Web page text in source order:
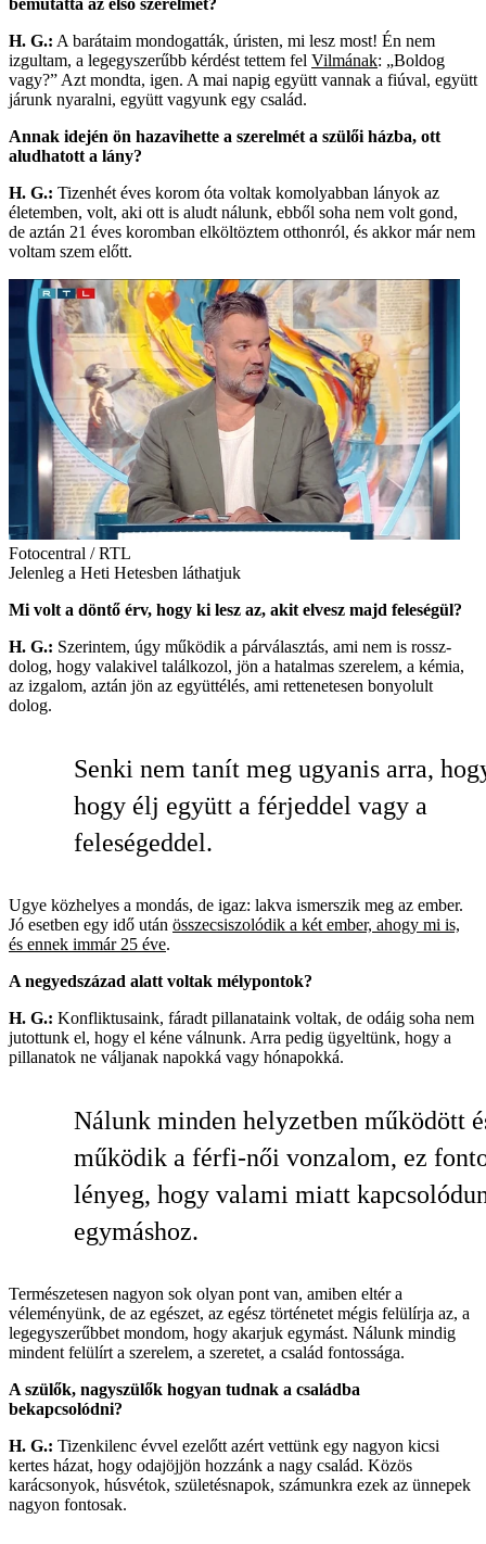
bemutatta az első szerelmét?
H. G.: A barátaim mondogatták, úristen, mi lesz most! Én nem
izgultam, a legegyszerűbb kérdést tettem fel Vilmának: „Boldog
vagy?” Azt mondta, igen. A mai napig együtt vannak a fiúval, együtt
járunk nyaralni, együtt vagyunk egy család.
Annak idején ön hazavihette a szerelmét a szülői házba, ott
aludhatott a lány?
H. G.: Tizenhét éves korom óta voltak komolyabban lányok az
életemben, volt, aki ott is aludt nálunk, ebből soha nem volt gond,
de aztán 21 éves koromban elköltöztem otthonról, és akkor már nem
voltam szem előtt.
Fotocentral / RTL
Jelenleg a Heti Hetesben láthatjuk
Mi volt a döntő érv, hogy ki lesz az, akit elvesz majd feleségül?
H. G.: Szerintem, úgy működik a párválasztás, ami nem is rossz­
dolog, hogy valakivel találkozol, jön a hatalmas szerelem, a kémia,
az izgalom, aztán jön az együttélés, ami rettenetesen bonyolult
dolog.
Senki nem tanít meg ugyanis arra,
hogy élj együtt a férjeddel vagy a
feleségeddel.
Ugye közhelyes a mondás, de igaz: lakva ismerszik meg az ember.
Jó esetben egy idő után összecsiszolódik a két ember, ahogy mi is,
és ennek immár 25 éve.
A negyedszázad alatt voltak mélypontok?
H. G.: Konfliktusaink, fáradt pillanataink voltak, de odáig soha nem
jutottunk el, hogy el kéne válnunk. Arra pedig ügyeltünk, hogy a
pillanatok ne váljanak napokká vagy hónapokká.
Nálunk minden helyzetben működött
működik a férfi-női vonzalom, ez
lényeg, hogy valami miatt
egymáshoz.
Természetesen nagyon sok olyan pont van, amiben eltér a
véleményünk, de az egészet, az egész történetet mégis felülírja az, a
legegyszerűbbet mondom, hogy akarjuk egymást. Nálunk mindig
mindent felülírt a szerelem, a szeretet, a család fontossága.
A szülők, nagyszülők hogyan tudnak a családba
bekapcsolódni?
H. G.: Tizenkilenc évvel ezelőtt azért vettünk egy nagyon kicsi
kertes házat, hogy odajöjjön hozzánk a nagy család. Közös
karácsonyok, húsvétok, születésnapok, számunkra ezek az ünnepek
nagyon fontosak.